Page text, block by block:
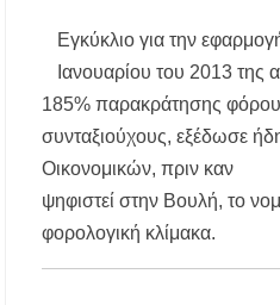
Προποντίδας
Δήμος Κασσάνδρας: Εντός
ορίων το νερό στη Σίβηρη – Τέλος η
προληπτική απαγόρευση χρήσης
Ιερά Πανήγυρις: Κοιμήσεως Θεοτόκου
Πορταριάς Χαλκιδικής
ΥΓΙΑΙΝΕΙΝ: Δωρεάν προληπτικές
Εγκύκλιο για την
Ιανουαρίου του 2013
185% παρακράτησης
συνταξιούχους, εξέδωσε
Οικονομικών, πριν καν
ψηφιστεί στην Βουλή, το
φορολογική κλίμακα.